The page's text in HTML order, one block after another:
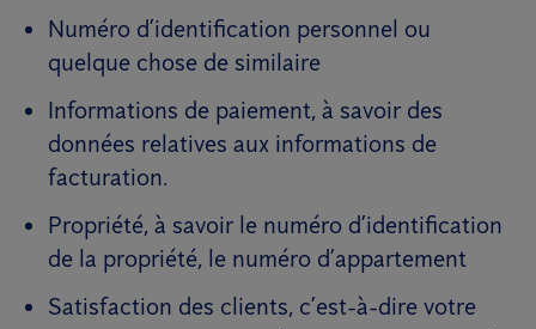
Numéro d’identification personnel ou
quelque chose de similaire
Informations de paiement, à savoir des
données relatives aux informations de
facturation.
Propriété, à savoir le numéro d’identification
de la propriété, le numéro d’appartement
Satisfaction des clients, c’est-à-dire votre